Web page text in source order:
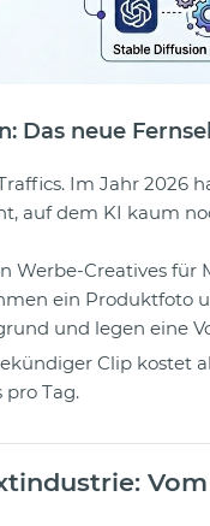
Das neue
Im Jahr 2026
auf dem KI kaum
Werbe-Creatives für
ein Produktfoto
und legen eine
Clip kostet
pro Tag.